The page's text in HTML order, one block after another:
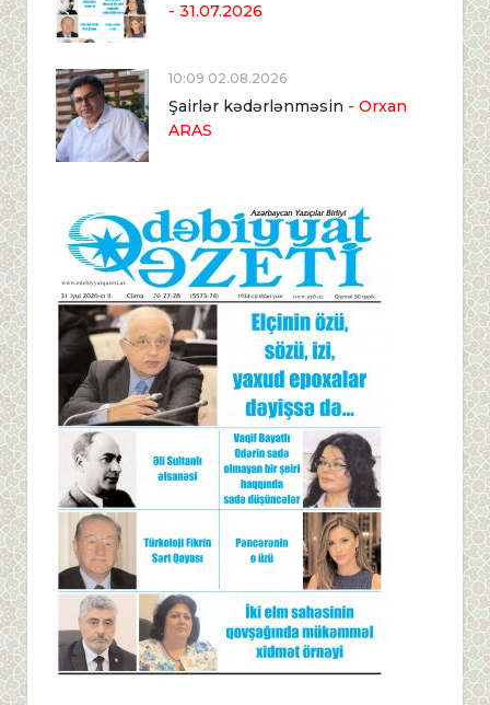
- 31.07.2026
10:09 02.08.2026
Şairlər kədərlənməsin - Orxan
ARAS